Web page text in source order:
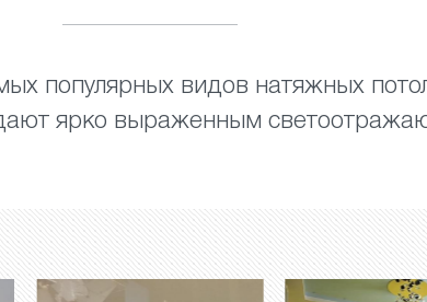
популярных видов натяжных
ярко выраженным